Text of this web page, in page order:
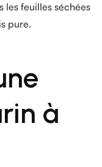
les feuilles séchées
pure.
à